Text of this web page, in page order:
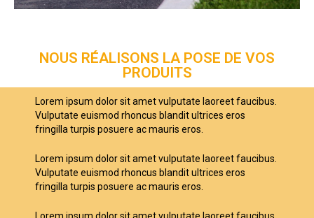
NOUS RÉALISONS LA POSE DE VOS
PRODUITS
Lorem ipsum dolor sit amet vulputate laoreet faucibus.
Vulputate euismod rhoncus blandit ultrices eros
fringilla turpis posuere ac mauris eros.
Lorem ipsum dolor sit amet vulputate laoreet faucibus.
Vulputate euismod rhoncus blandit ultrices eros
fringilla turpis posuere ac mauris eros.
Lorem ipsum dolor sit amet vulputate laoreet faucibus.